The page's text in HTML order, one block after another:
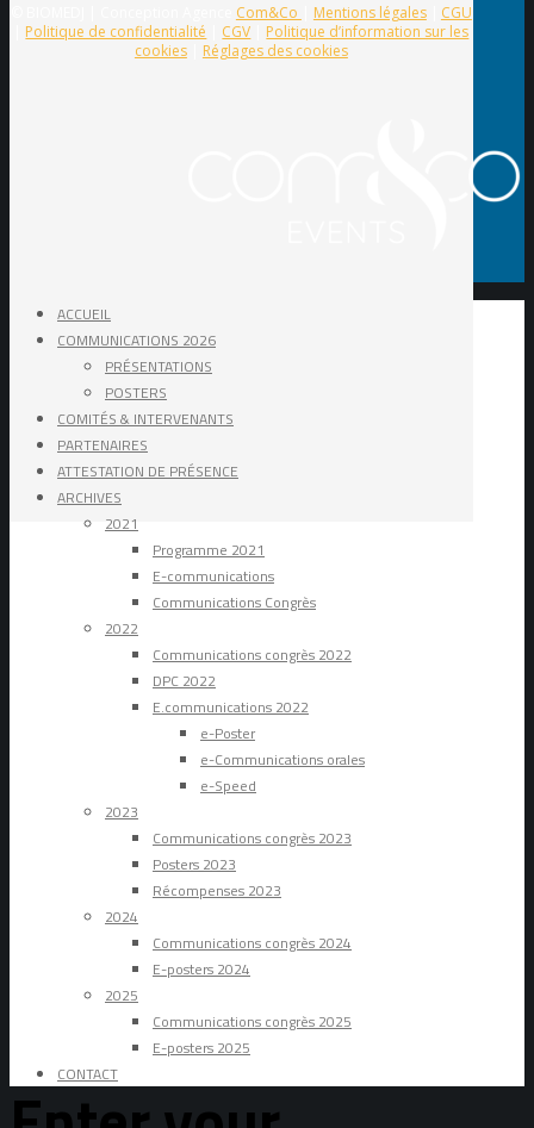
Com&Co Mentions légales| CGU
Politique de confidentialité CGV
Politique d’information sur les
cookies| Réglages des cookies
ACCUEIL
COMMUNICATIONS 2026
PRÉSENTATIONS
POSTERS
COMITÉS & INTERVENANTS
PARTENAIRES
ATTESTATION DE PRÉSENCE
ARCHIVES
2021
Programme 2021
E-communications
Communications Congrès
2022
Communications congrès 2022
DPC 2022
E.communications 2022
e-Poster
e-Communications orales
e-Speed
2023
Communications congrès 2023
Posters 2023
Récompenses 2023
2024
Communications congrès 2024
E-posters 2024
2025
Communications congrès 2025
E-posters 2025
CONTACT